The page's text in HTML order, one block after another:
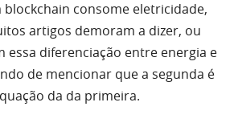
blockchain consome eletricidade,
artigos demoram a dizer, ou
essa diferenciação entre energia e
de mencionar que a segunda é
da da primeira.